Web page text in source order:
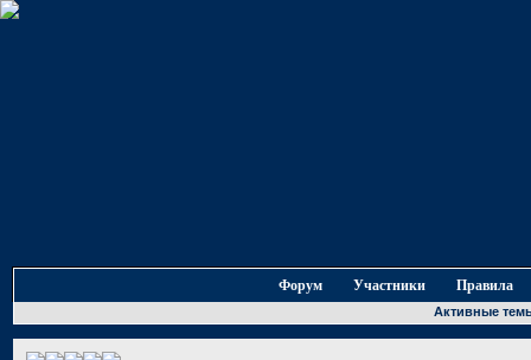
Форум Участники Правила
Активные